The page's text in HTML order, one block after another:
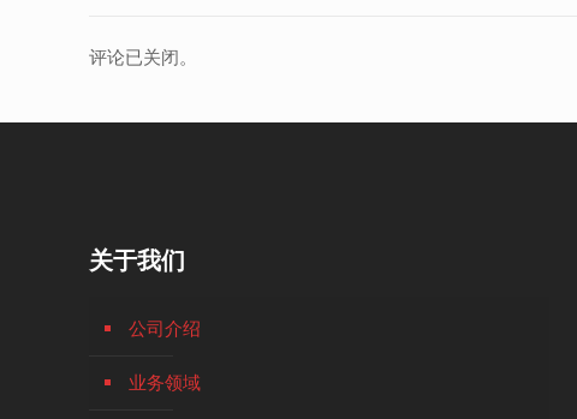
评论已关闭。
关于我们
公司介绍
业务领域